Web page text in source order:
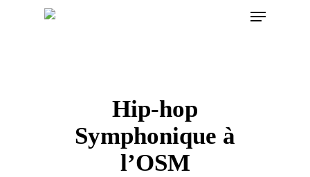
Menu
Hip-hop
Symphonique à
l’OSM